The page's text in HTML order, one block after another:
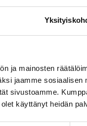
ja mainosten
jaamme sosiaalisen
sivustoamme.
käyttänyt heidän